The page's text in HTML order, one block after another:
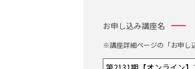
お申し込み講座名
※講座詳細ページの「お申し